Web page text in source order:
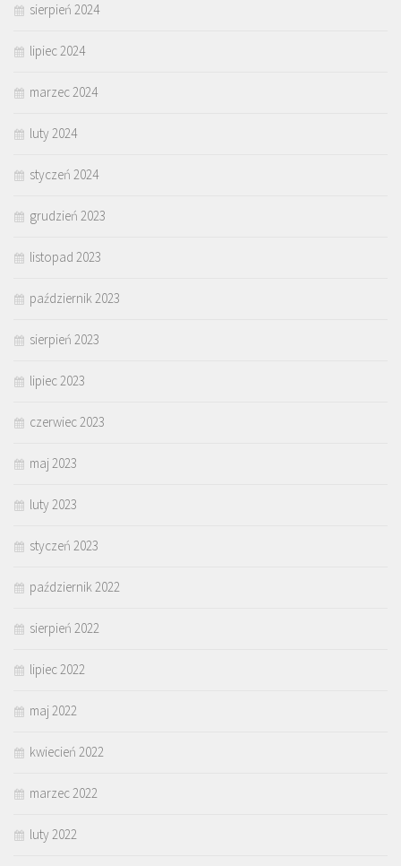
sierpień 2024
lipiec 2024
marzec 2024
luty 2024
styczeń 2024
grudzień 2023
listopad 2023
październik 2023
sierpień 2023
lipiec 2023
czerwiec 2023
maj 2023
luty 2023
styczeń 2023
październik 2022
sierpień 2022
lipiec 2022
maj 2022
kwiecień 2022
marzec 2022
luty 2022